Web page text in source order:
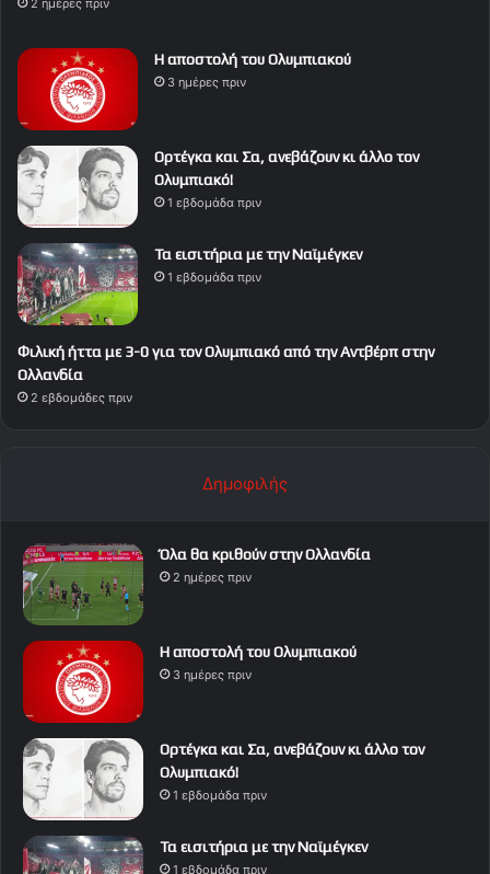
Η αποστολή του Ολυμπιακού
3 ημέρες πριν
Ορτέγκα και Σα, ανεβάζουν κι άλλο τον
Ολυμπιακό!
1 εβδομάδα πριν
Τα εισιτήρια με την Ναϊμέγκεν
1 εβδομάδα πριν
Φιλική ήττα με 3-0 για τον Ολυμπιακό από την Αντβέρπ στην
Ολλανδία
2 εβδομάδες πριν
Δημοφιλής
Όλα θα κριθούν στην Ολλανδία
2 ημέρες πριν
Η αποστολή του Ολυμπιακού
3 ημέρες πριν
Ορτέγκα και Σα, ανεβάζουν κι άλλο τον
Ολυμπιακό!
1 εβδομάδα πριν
Τα εισιτήρια με την Ναϊμέγκεν
1 εβδομάδα πριν